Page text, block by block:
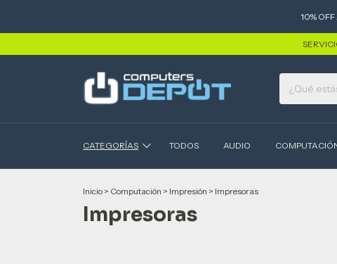
10%
CATEGORÍAS TODOS AUDIO
Inicio > Computación > Impresión > Impresoras
Impresoras